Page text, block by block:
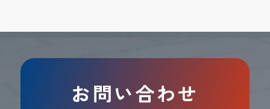
お問い合わせ